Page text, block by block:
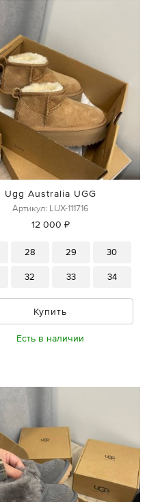
Ugg Australia UGG
Артикул: LUX-111716
12 000 ₽
28 29 30
32 33 34
Купить
Есть в наличии